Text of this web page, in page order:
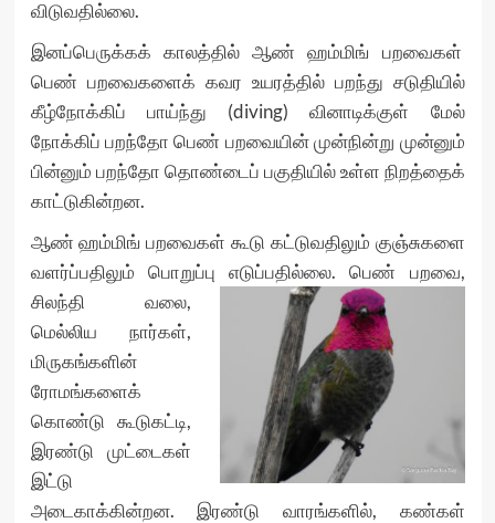
விடுவதில்லை.
இனப்பெருக்கக் காலத்தில் ஆண் ஹம்மிங் பறவைகள்
பெண் பறவைகளைக் கவர உயரத்தில் பறந்து சடுதியில்
கீழ்நோக்கிப் பாய்ந்து (diving) வினாடிக்குள் மேல்
நோக்கிப் பறந்தோ பெண் பறவையின் முன்நின்று முன்னும்
பின்னும் பறந்தோ தொண்டைப் பகுதியில் உள்ள நிறத்தைக்
காட்டுகின்றன.
ஆண் ஹம்மிங் பறவைகள் கூடு கட்டுவதிலும் குஞ்சுகளை
வளர்ப்பதிலும் பொறுப்பு எடுப்பதில்லை. பெண் பறவை,
சிலந்தி வலை,
மெல்லிய நார்கள்,
மிருகங்களின்
ரோமங்களைக்
கொண்டு கூடுகட்டி,
இரண்டு முட்டைகள்
இட்டு
அடைகாக்கின்றன. இரண்டு வாரங்களில், கண்கள்